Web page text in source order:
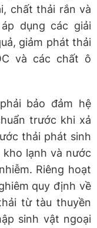
chất thải rắn và
dụng các giải
giảm phát thải
và các chất ô
bảo đảm hệ
trước khi xả
thải phát sinh
lạnh và nước
Riêng hoạt
quy định về
từ tàu thuyền
sinh vật ngoại